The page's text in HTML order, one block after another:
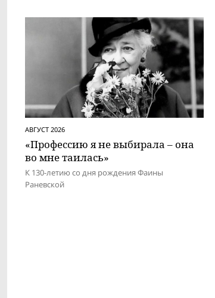
АВГУСТ 2026
«Профессию я не выбирала – она
во мне таилась»
К 130-летию со дня рождения Фаины
Раневской